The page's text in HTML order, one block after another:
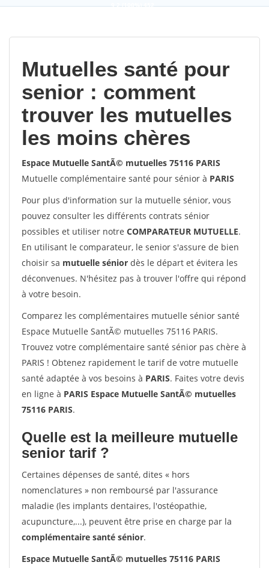
9,2(100%)452
Mutuelles santé pour
senior : comment
trouver les mutuelles
les moins chères
Espace Mutuelle SantÃ© mutuelles 75116 PARIS
Mutuelle complémentaire santé pour sénior à PARIS
Pour plus d'information sur la mutuelle sénior, vous
pouvez consulter les différents contrats sénior
possibles et utiliser notre COMPARATEUR MUTUELLE.
En utilisant le comparateur, le senior s'assure de bien
choisir sa mutuelle sénior dès le départ et évitera les
déconvenues. N'hésitez pas à trouver l'offre qui répond
à votre besoin.
Comparez les complémentaires mutuelle sénior santé
Espace Mutuelle SantÃ© mutuelles 75116 PARIS.
Trouvez votre complémentaire santé sénior pas chère à
PARIS ! Obtenez rapidement le tarif de votre mutuelle
santé adaptée à vos besoins à PARIS. Faites votre devis
en ligne à PARIS Espace Mutuelle SantÃ© mutuelles
75116 PARIS.
Quelle est la meilleure mutuelle
senior tarif ?
Certaines dépenses de santé, dites « hors
nomenclatures » non remboursé par l'assurance
maladie (les implants dentaires, l'ostéopathie,
acupuncture,...), peuvent être prise en charge par la
complémentaire santé sénior.
Espace Mutuelle SantÃ© mutuelles 75116 PARIS